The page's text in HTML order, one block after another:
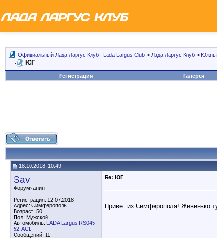
Официальный Лада Ларгус Клуб | Lada Largus Club > Лада Ларгус Клуб >
ЮГ
Регистрация Галерея
18.10.2018, 10:49
Savl
Форумчанин
Регистрация: 12.07.2018
Адрес: Симферополь
Возраст: 50
Пол: Мужской
Автомобиль: LADA Largus RS045-
52-ACL
Сообщений: 11
Re: ЮГ
Привет из Симферополя! Живенько